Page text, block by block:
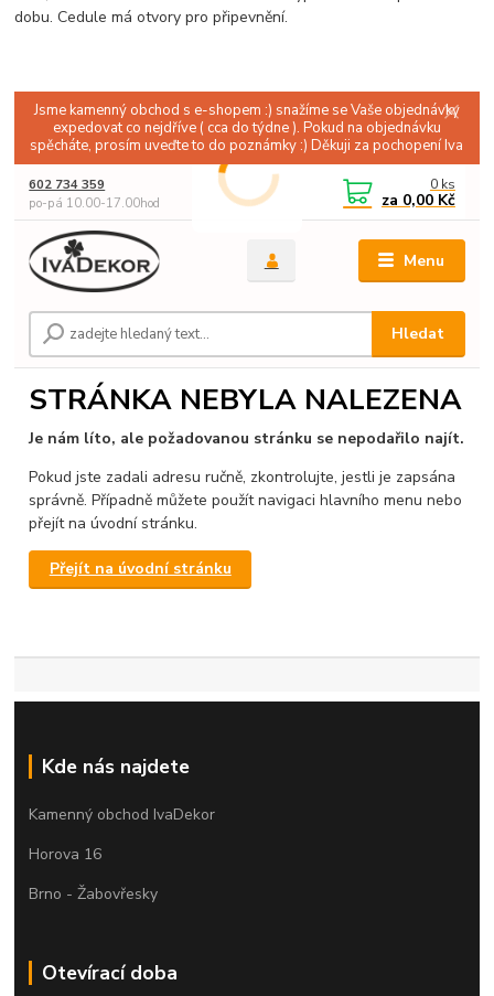
dobu. Cedule má otvory pro připevnění.
Jsme kamenný obchod s e-shopem :) snažíme se Vaše objednávky
expedovat co nejdříve ( cca do týdne ). Pokud na objednávku
spěcháte, prosím uveďte to do poznámky :) Děkuji za pochopení Iva
Menu
Hledat
602 734 359
po-pá 10.00-17.00hod
0 ks
za 0,00 Kč
STRÁNKA NEBYLA NALEZENA
Je nám líto, ale požadovanou stránku se nepodařilo najít.
Pokud jste zadali adresu ručně, zkontrolujte, jestli je zapsána
správně. Případně můžete použít navigaci hlavního menu nebo
přejít na úvodní stránku.
Přejít na úvodní stránku
Kde nás najdete
Kamenný obchod IvaDekor
Horova 16
Brno - Žabovřesky
Otevírací doba